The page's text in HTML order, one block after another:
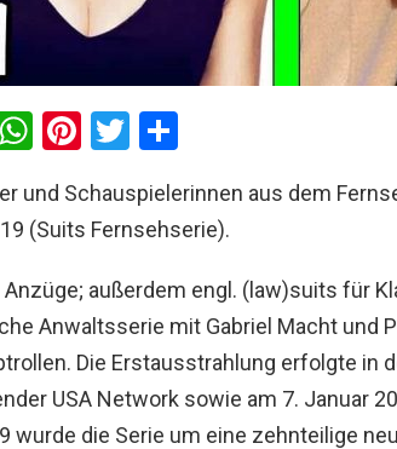
W
at
s
A
p
p
Pi
er
es
t
T
tt
er
e
n
und Schauspielerinnen aus dem
(Suits Fernsehserie).
außerdem engl. (law)suits für
Anwaltsserie mit Gabriel Macht und
Die Erstausstrahlung erfolgte in
USA Network sowie am 7. Januar
wurde die Serie um eine zehnteilige